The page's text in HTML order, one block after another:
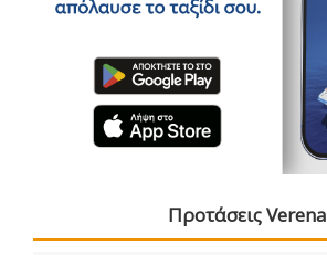
Προτάσεις Verena